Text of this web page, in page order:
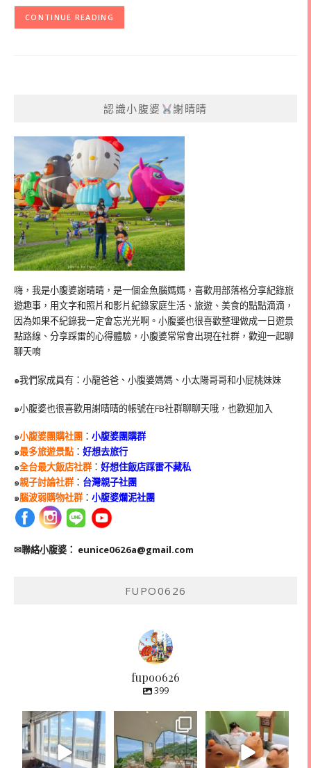
CONTINUE READING
認識小腹婆 謝晴晴
嗨，我是小腹婆謝晴晴，是一個金魚腦媽媽，喜歡用部落格分享紀錄旅
遊趣事，用文字和照片和影片紀錄家庭生活、旅遊、美食的點點滴滴，
因為如果不紀錄我一定會忘光光啊。小腹婆也很喜歡整理做成一日遊景
點路線、分享踩雷的心得體驗，小腹婆常常會出現在社群，歡迎一起聊
聊天唷
๑我們家成員有：小龍爸爸、小腹婆媽媽、小太陽哥哥和小屁桃妹妹
๑小腹婆也很喜歡用謝晴晴的帳號在FB社群聊聊天哦，也歡迎加入
๑小腹婆團購社團 ： 小腹婆團購群
๑最多旅遊景點： 好想去旅行
๑全台最大飯店社群： 好想住飯店踩雷不藏私
๑親子討論社群： 台灣親子社團
๑腦波弱購物社群： 小腹婆爛泥社團
✉聯絡小腹婆： eunice0626a@gmail.com
FUPO0626
fupo0626
399